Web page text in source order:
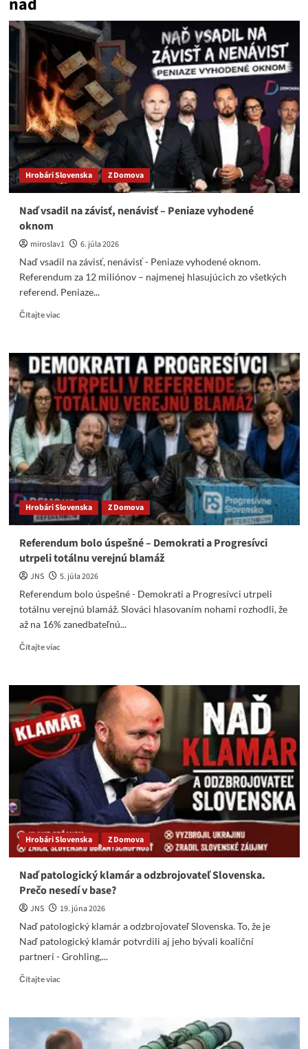
Hrobári Slovenska Z Domova
Naď vsadil na závisť, nenávisť – Peniaze vyhodené
oknom
miroslav1
6. júla 2026
Naď vsadil na závisť, nenávisť - Peniaze vyhodené oknom.
Referendum za 12 miliónov – najmenej hlasujúcich zo všetkých
referend. Peniaze...
Čítajte viacRead
Naď
vsadil
na
závisť,
nenávisť
–
Peniaze
vyhodené
oknom
Hrobári Slovenska Z Domova
Referendum bolo úspešné – Demokrati a Progresívci
utrpeli totálnu verejnú blamáž
JNS
5. júla 2026
Referendum bolo úspešné - Demokrati a Progresívci utrpeli
totálnu verejnú blamáž. Slováci hlasovaním nohami rozhodli, že
až na 16% zanedbateľnú...
Čítajte viacRead
Referendum
bolo
úspešné
–
Demokrati
a
Progresívci
utrpeli
totálnu
verejnú
Hrobári Slovenska Z Domova
Naď patologický klamár a odzbrojovateľ Slovenska.
Prečo nesedí v base?
JNS
19. júna 2026
Naď patologický klamár a odzbrojovateľ Slovenska. To, že je
Naď patologický klamár potvrdili aj jeho bývali koaliční
partneri - Grohling,...
Čítajte viacRead
Naď
patologický
klamár